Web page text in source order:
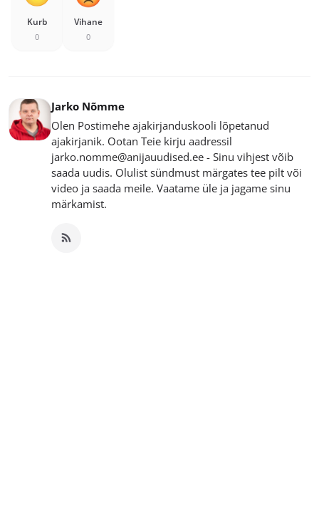
Kurb
0
Vihane
0
Jarko Nõmme
Olen Postimehe ajakirjanduskooli lõpetanud
ajakirjanik. Ootan Teie kirju aadressil
jarko.nomme@anijauudised.ee - Sinu vihjest võib
saada uudis. Olulist sündmust märgates tee pilt või
video ja saada meile. Vaatame üle ja jagame sinu
märkamist.